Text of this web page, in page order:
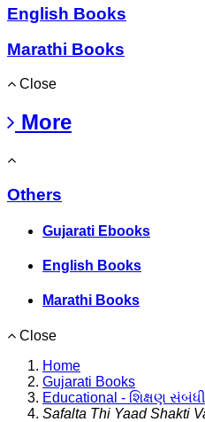
English Books
Marathi Books
Close
More
Others
Gujarati Ebooks
English Books
Marathi Books
Close
Home
Gujarati Books
Educational - શિક્ષણ સંબંધી
Safalta Thi Yaad Shakti